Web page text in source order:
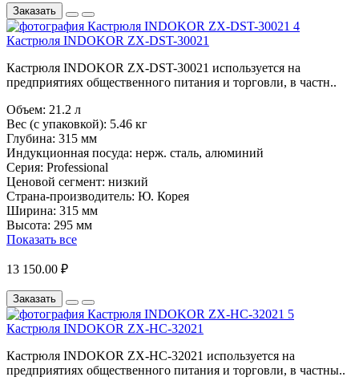
Заказать
Кастрюля INDOKOR ZX-DST-30021
Кастрюля INDOKOR ZX-DST-30021 используется на
предприятиях общественного питания и торговли, в частн..
Объем: 21.2 л
Вес (с упаковкой): 5.46 кг
Глубина: 315 мм
Индукционная посуда: нерж. сталь, алюминий
Серия: Professional
Ценовой сегмент: низкий
Страна-производитель: Ю. Корея
Ширина: 315 мм
Высота: 295 мм
Показать все
13 150.00 ₽
Заказать
Кастрюля INDOKOR ZX-HC-32021
Кастрюля INDOKOR ZX-HC-32021 используется на
предприятиях общественного питания и торговли, в частны..